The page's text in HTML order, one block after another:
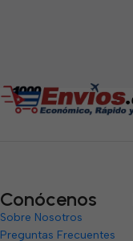
Conócenos
Sobre Nosotros
Preguntas Frecuentes